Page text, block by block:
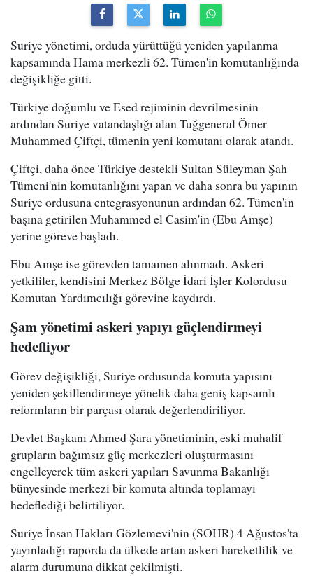
Suriye yönetimi, orduda yürüttüğü yeniden yapılanma
kapsamında Hama merkezli 62. Tümen'in komutanlığında
değişikliğe gitti.
Türkiye doğumlu ve Esed rejiminin devrilmesinin
ardından Suriye vatandaşlığı alan Tuğgeneral Ömer
Muhammed Çiftçi, tümenin yeni komutanı olarak atandı.
Çiftçi, daha önce Türkiye destekli Sultan Süleyman Şah
Tümeni'nin komutanlığını yapan ve daha sonra bu yapının
Suriye ordusuna entegrasyonunun ardından 62. Tümen'in
başına getirilen Muhammed el Casim'in (Ebu Amşe)
yerine göreve başladı.
Ebu Amşe ise görevden tamamen alınmadı. Askeri
yetkililer, kendisini Merkez Bölge İdari İşler Kolordusu
Komutan Yardımcılığı görevine kaydırdı.
Şam yönetimi askeri yapıyı güçlendirmeyi
hedefliyor
Görev değişikliği, Suriye ordusunda komuta yapısını
yeniden şekillendirmeye yönelik daha geniş kapsamlı
reformların bir parçası olarak değerlendiriliyor.
Devlet Başkanı Ahmed Şara yönetiminin, eski muhalif
grupların bağımsız güç merkezleri oluşturmasını
engelleyerek tüm askeri yapıları Savunma Bakanlığı
bünyesinde merkezi bir komuta altında toplamayı
hedeflediği belirtiliyor.
Suriye İnsan Hakları Gözlemevi'nin (SOHR) 4 Ağustos'ta
yayınladığı raporda da ülkede artan askeri hareketlilik ve
alarm durumuna dikkat çekilmişti.